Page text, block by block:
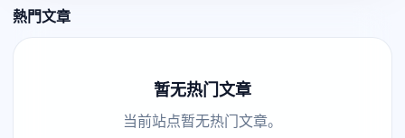
熱門文章
暂无热门文章
当前站点暂无热门文章。